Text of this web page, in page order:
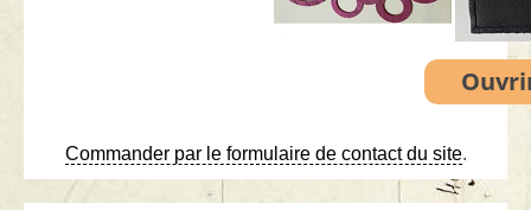
Commander par le formulaire de contact du site.